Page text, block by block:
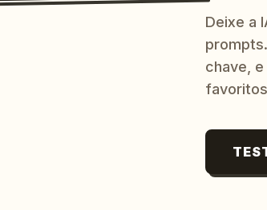
Deixe a
chave,